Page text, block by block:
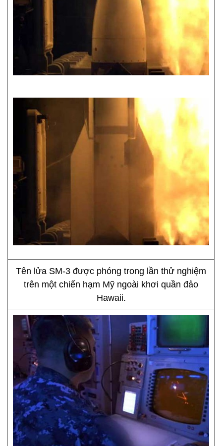
Tên lửa SM-3 được phóng trong lần thử nghiệm
trên một chiến hạm Mỹ ngoài khơi quần đảo
Hawaii.